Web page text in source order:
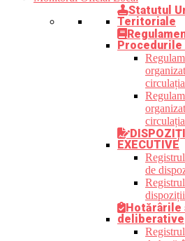
Statutul
Teritoriale
EXECUTIVE
de
deliberative